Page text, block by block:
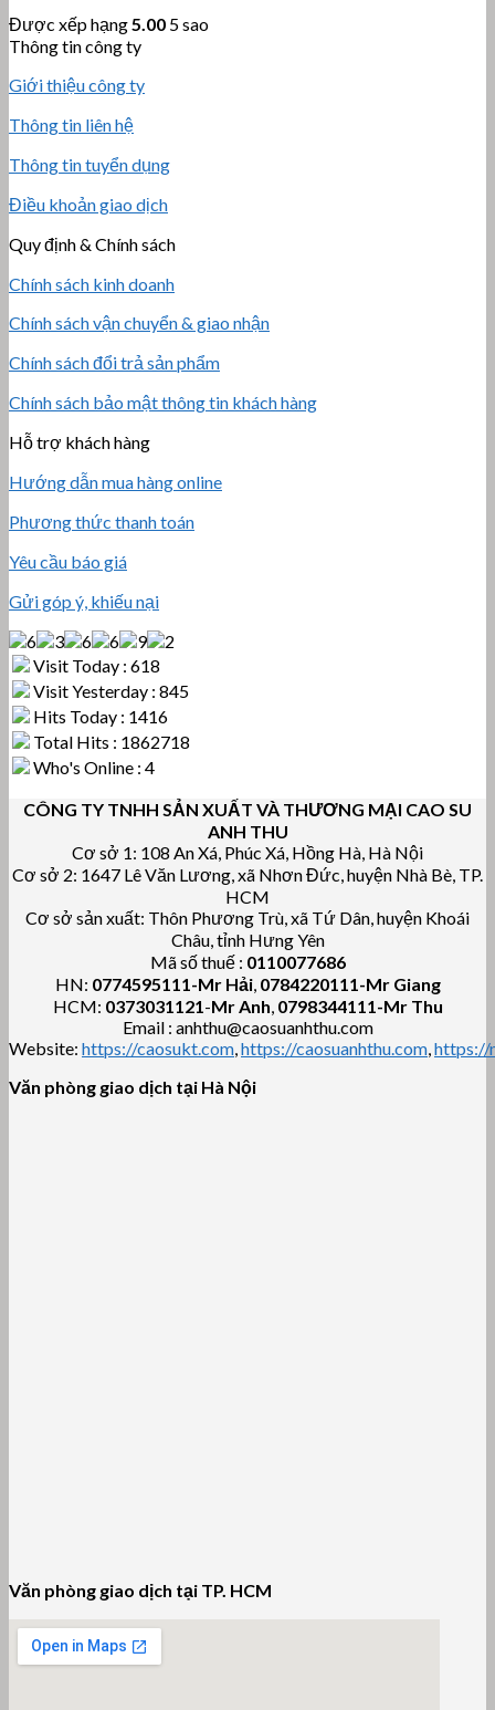
Được xếp hạng5.00 5 sao
Thông tin công ty
Giới thiệu công ty
Thông tin liên hệ
Thông tin tuyển dụng
Điều khoản giao dịch
Quy định & Chính sách
Chính sách kinh doanh
Chính sách vận chuyển & giao nhận
Chính sách đổi trả sản phẩm
Chính sách bảo mật thông tin khách hàng
Hỗ trợ khách hàng
Hướng dẫn mua hàng online
Phương thức thanh toán
Yêu cầu báo giá
Gửi góp ý, khiếu nại
Visit Today : 618
Visit Yesterday : 845
Hits Today : 1416
Total Hits : 1862718
Who's Online : 4
CÔNG TY TNHH SẢN XUẤT VÀ THƯƠNG MẠI CAO SU
ANH THU
Cơ sở 1: 108 An Xá, Phúc Xá, Hồng Hà, Hà Nội
Cơ sở 2: 1647 Lê Văn Lương, xã Nhơn Đức, huyện Nhà Bè, TP.
HCM
Cơ sở sản xuất: Thôn Phương Trù, xã Tứ Dân, huyện Khoái
Châu, tỉnh Hưng Yên
Mã số thuế : 0110077686
HN: 0774595111-Mr Hải, 0784220111-Mr Giang
HCM: 0373031121-Mr Anh, 0798344111-Mr Thu
Email : anhthu@caosuanhthu.com
Website: https://caosukt.com,https://caosuanhthu.com,https://
Văn phòng giao dịch tại Hà Nội
Văn phòng giao dịch tại TP. HCM